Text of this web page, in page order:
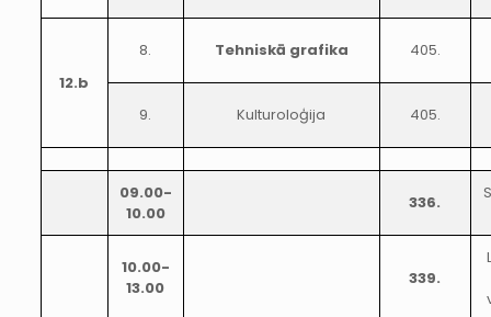
12.b
8. Tehniskā grafika 405.
9. Kulturoloģija 405.
09.00-
10.00
336.
10.00-
13.00
339.